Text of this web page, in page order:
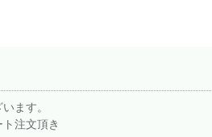
ます。
注文頂き